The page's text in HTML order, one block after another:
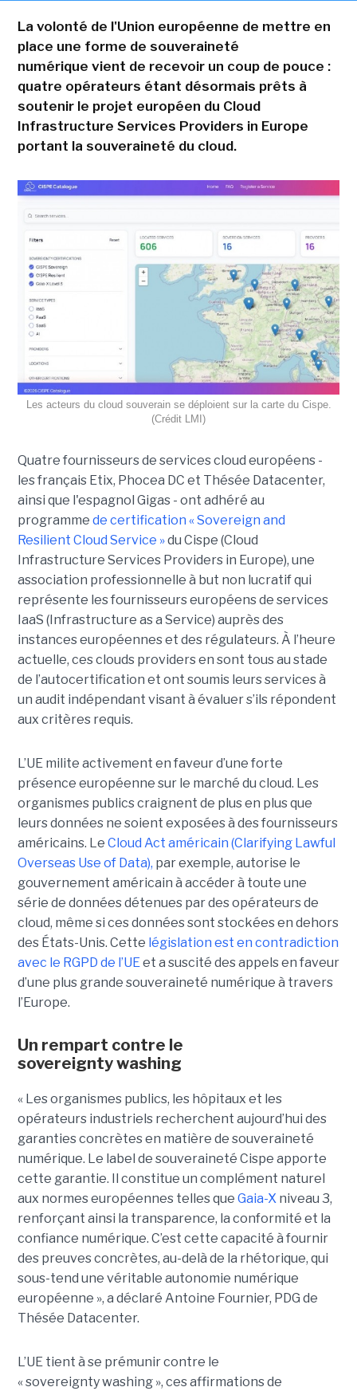
La volonté de l'Union européenne de mettre en
place une forme de souveraineté
numérique vient de recevoir un coup de pouce :
quatre opérateurs étant désormais prêts à
soutenir le projet européen du Cloud
Infrastructure Services Providers in Europe
portant la souveraineté du cloud.
Les acteurs du cloud souverain se déploient sur la carte du Cispe.
(Crédit LMI)
Quatre fournisseurs de services cloud européens -
les français Etix, Phocea DC et Thésée Datacenter,
ainsi que l'espagnol Gigas - ont adhéré au
programme de certification « Sovereign and
Resilient Cloud Service »du Cispe (Cloud
Infrastructure Services Providers in Europe), une
association professionnelle à but non lucratif qui
représente les fournisseurs européens de services
IaaS (Infrastructure as a Service) auprès des
instances européennes et des régulateurs. À l’heure
actuelle, ces clouds providers en sont tous au stade
de l’autocertification et ont soumis leurs services à
un audit indépendant visant à évaluer s’ils répondent
aux critères requis.
L’UE milite activement en faveur d’une forte
présence européenne sur le marché du cloud. Les
organismes publics craignent de plus en plus que
leurs données ne soient exposées à des fournisseurs
américains. Le Cloud Act américain (Clarifying Lawful
Overseas Use of Data), par exemple, autorise le
gouvernement américain à accéder à toute une
série de données détenues par des opérateurs de
cloud, même si ces données sont stockées en dehors
des États-Unis. Cette législation est en contradiction
avec le RGPD de l’UEet a suscité des appels en faveur
d’une plus grande souveraineté numérique à travers
l’Europe.
Un rempart contre le
sovereignty washing
« Les organismes publics, les hôpitaux et les
opérateurs industriels recherchent aujourd’hui des
garanties concrètes en matière de souveraineté
numérique. Le label de souveraineté Cispe apporte
cette garantie. Il constitue un complément naturel
aux normes européennes telles que Gaia-Xniveau 3,
renforçant ainsi la transparence, la conformité et la
confiance numérique. C’est cette capacité à fournir
des preuves concrètes, au-delà de la rhétorique, qui
sous-tend une véritable autonomie numérique
européenne », a déclaré Antoine Fournier, PDG de
Thésée Datacenter.
L’UE tient à se prémunir contre le
« sovereignty washing », ces affirmations de